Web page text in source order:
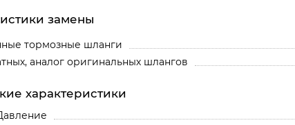
замены
тормозные шланги
аналог оригинальных шлангов
характеристики